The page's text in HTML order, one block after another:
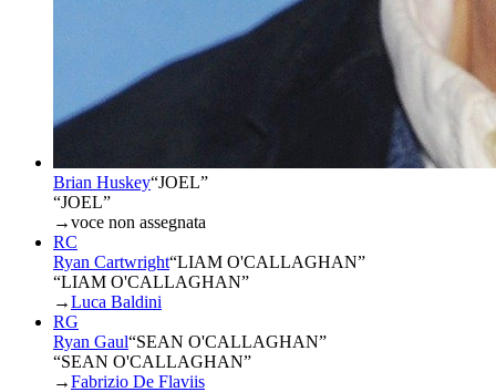
Brian Huskey“JOEL”
“JOEL”
→voce non assegnata
RC
Ryan Cartwright“LIAM O'CALLAGHAN”
“LIAM O'CALLAGHAN”
→Luca Baldini
RG
Ryan Gaul“SEAN O'CALLAGHAN”
“SEAN O'CALLAGHAN”
→Fabrizio De Flaviis